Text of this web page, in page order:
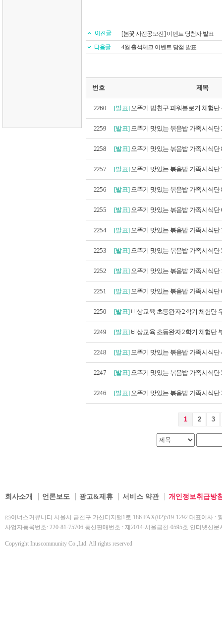
[봄꽃 사진공모전] 이벤트 당첨자 발표
4월 출석체크 이벤트 당첨 발표
번호 제목
2260 [발표] 오뚜기 밥친구 파워블로거 체험단
2259 [발표] 오뚜기 맛있는 볶음밥 가족시식단
2258 [발표] 오뚜기 맛있는 볶음밥 가족시식단
2257 [발표] 오뚜기 맛있는 볶음밥 가족시식단
2256 [발표] 오뚜기 맛있는 볶음밥 가족시식단
2255 [발표] 오뚜기 맛있는 볶음밥 가족시식단
2254 [발표] 오뚜기 맛있는 볶음밥 가족시식단
2253 [발표] 오뚜기 맛있는 볶음밥 가족시식단
2252 [발표] 오뚜기 맛있는 볶음밥 가족시식단
2251 [발표] 오뚜기 맛있는 볶음밥 가족시식단
2250 [발표] 비상교육 초등완자 2학기 체험단
2249 [발표] 비상교육 초등완자 2학기 체험단
2248 [발표] 오뚜기 맛있는 볶음밥 가족시식단
2247 [발표] 오뚜기 맛있는 볶음밥 가족시식단
2246 [발표] 오뚜기 맛있는 볶음밥 가족시식단
1 2 3